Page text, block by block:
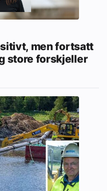
men fortsatt
store forskjeller